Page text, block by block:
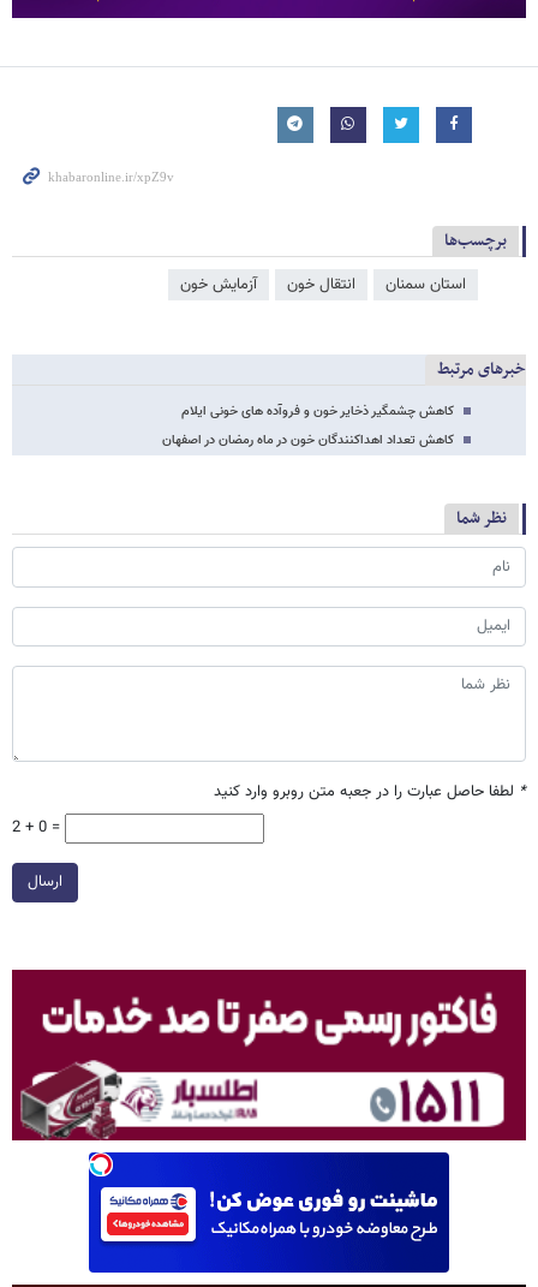
برچسب‌ها
استان سمنان انتقال خون آزمایش خون
خبرهای مرتبط
کاهش چشمگیر ذخایر خون و فروآده های خونی ایلام
کاهش تعداد اهداکنندگان خون در ماه رمضان در اصفهان
نظر شما
* لطفا حاصل عبارت را در جعبه متن روبرو وارد کنید
2 + 0 =
ارسال